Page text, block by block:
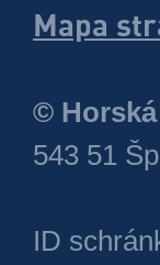
Mapa
©
543 51
ID